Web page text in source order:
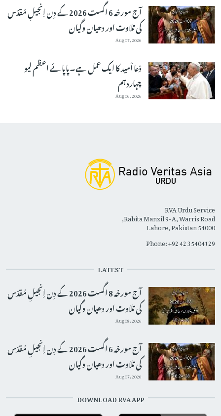
آج مورخہ 6 اگست 2026 کے دِن اِنجیلِ مُقدّس
کی تلاوت اور دھیان وگیان
Aug 07, 2026
دْعا اْمید کا ایک عمل ہے۔پاپائے اعظم لیو
چہاردہم
Aug 06, 2026
RVA Urdu Service
Rabita Manzil 9-A, Warris Road,
Lahore, Pakistan 54000
Phone: +92 42 35404129
LATEST
آج مورخہ 8 اگست 2026 کے دِن اِنجیلِ مُقدّس
کی تلاوت اور دھیان وگیان
Aug 08, 2026
آج مورخہ 6 اگست 2026 کے دِن اِنجیلِ مُقدّس
کی تلاوت اور دھیان وگیان
Aug 07, 2026
DOWNLOAD RVA APP